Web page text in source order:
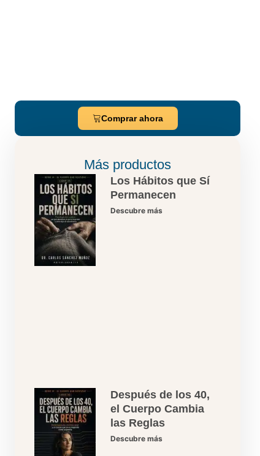
Comprar ahora
Más productos
Los Hábitos que Sí
Permanecen
Descubre más
Después de los 40,
el Cuerpo Cambia
las Reglas
Descubre más